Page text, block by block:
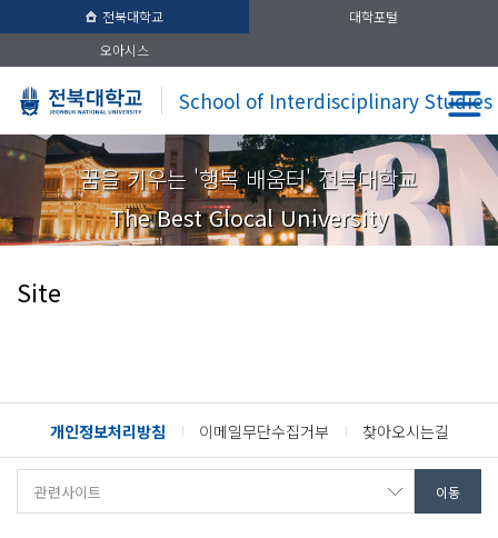
전북대학교
대학포털
오아시스
School of Interdisciplinary Studies
꿈을 키우는 '행복 배움터' 전북대학교
The Best Glocal University
Site
개인정보처리방침 이메일무단수집거부 찾아오시는길